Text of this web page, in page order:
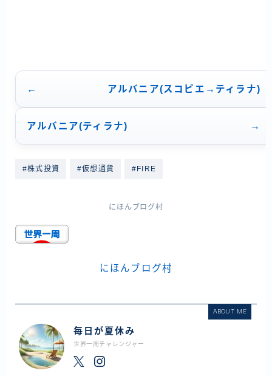
アルバニア(スコピエ→ティラナ)
アルバニア(ティラナ)
#株式投資 #仮想通貨 #FIRE
にほんブログ村
にほんブログ村
ABOUT ME
毎日が夏休み
世界一周チャレンジャー